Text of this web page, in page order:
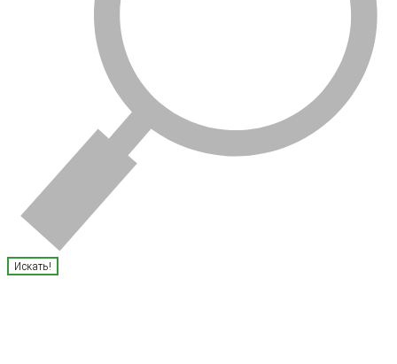
Искать!